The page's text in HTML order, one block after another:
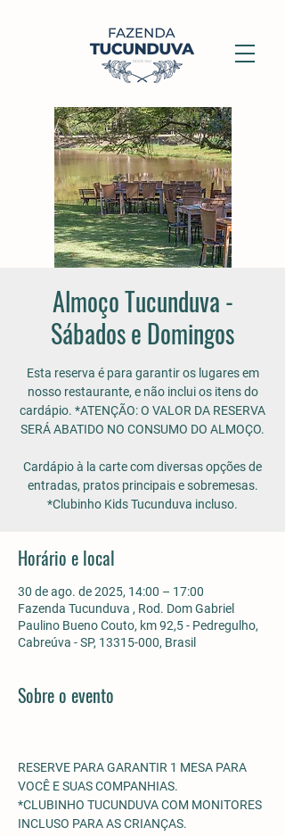
Almoço Tucunduva -
Sábados e Domingos
Esta reserva é para garantir os lugares em
nosso restaurante, e não inclui os itens do
cardápio. *ATENÇÃO: O VALOR DA RESERVA
SERÁ ABATIDO NO CONSUMO DO ALMOÇO.
Cardápio à la carte com diversas opções de
entradas, pratos principais e sobremesas.
*Clubinho Kids Tucunduva incluso.
Horário e local
30 de ago. de 2025, 14:00 – 17:00
Fazenda Tucunduva , Rod. Dom Gabriel
Paulino Bueno Couto, km 92,5 - Pedregulho,
Cabreúva - SP, 13315-000, Brasil
Sobre o evento
RESERVE PARA GARANTIR 1 MESA PARA
VOCÊ E SUAS COMPANHIAS.
*CLUBINHO TUCUNDUVA COM MONITORES
INCLUSO PARA AS CRIANÇAS.